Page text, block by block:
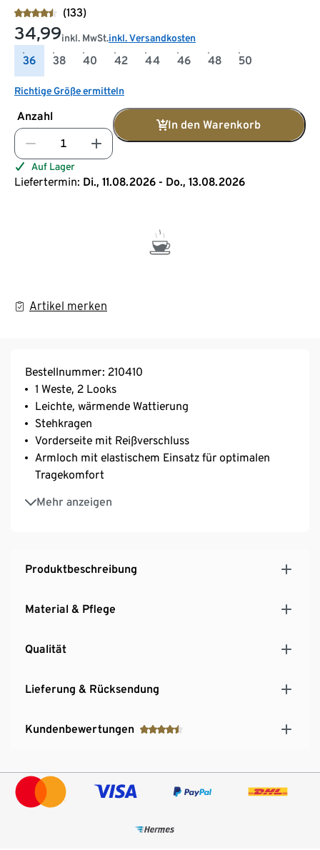
(133)
34,99inkl. MwSt.inkl. Versandkosten
36 38 40 42 44 46 48 50
Richtige Größe ermitteln
Anzahl
In den Warenkorb
Auf Lager
Liefertermin: Di., 11.08.2026 - Do., 13.08.2026
Artikel merken
Bestellnummer: 210410
1 Weste, 2 Looks
Leichte, wärmende Wattierung
Stehkragen
Vorderseite mit Reißverschluss
Armloch mit elastischem Einsatz für optimalen
Tragekomfort
Mehr anzeigen
Wiener Nähte für eine feminine Silhouette
1 Seite dunkelblau, 1 Seite Hahnentritt-Dessin
Produktbeschreibung
Material & Pflege
Qualität
Lieferung & Rücksendung
Kundenbewertungen